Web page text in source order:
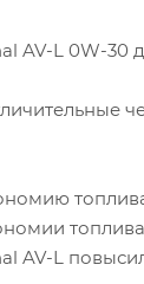
AV-L 0W-
топлива
AV-L